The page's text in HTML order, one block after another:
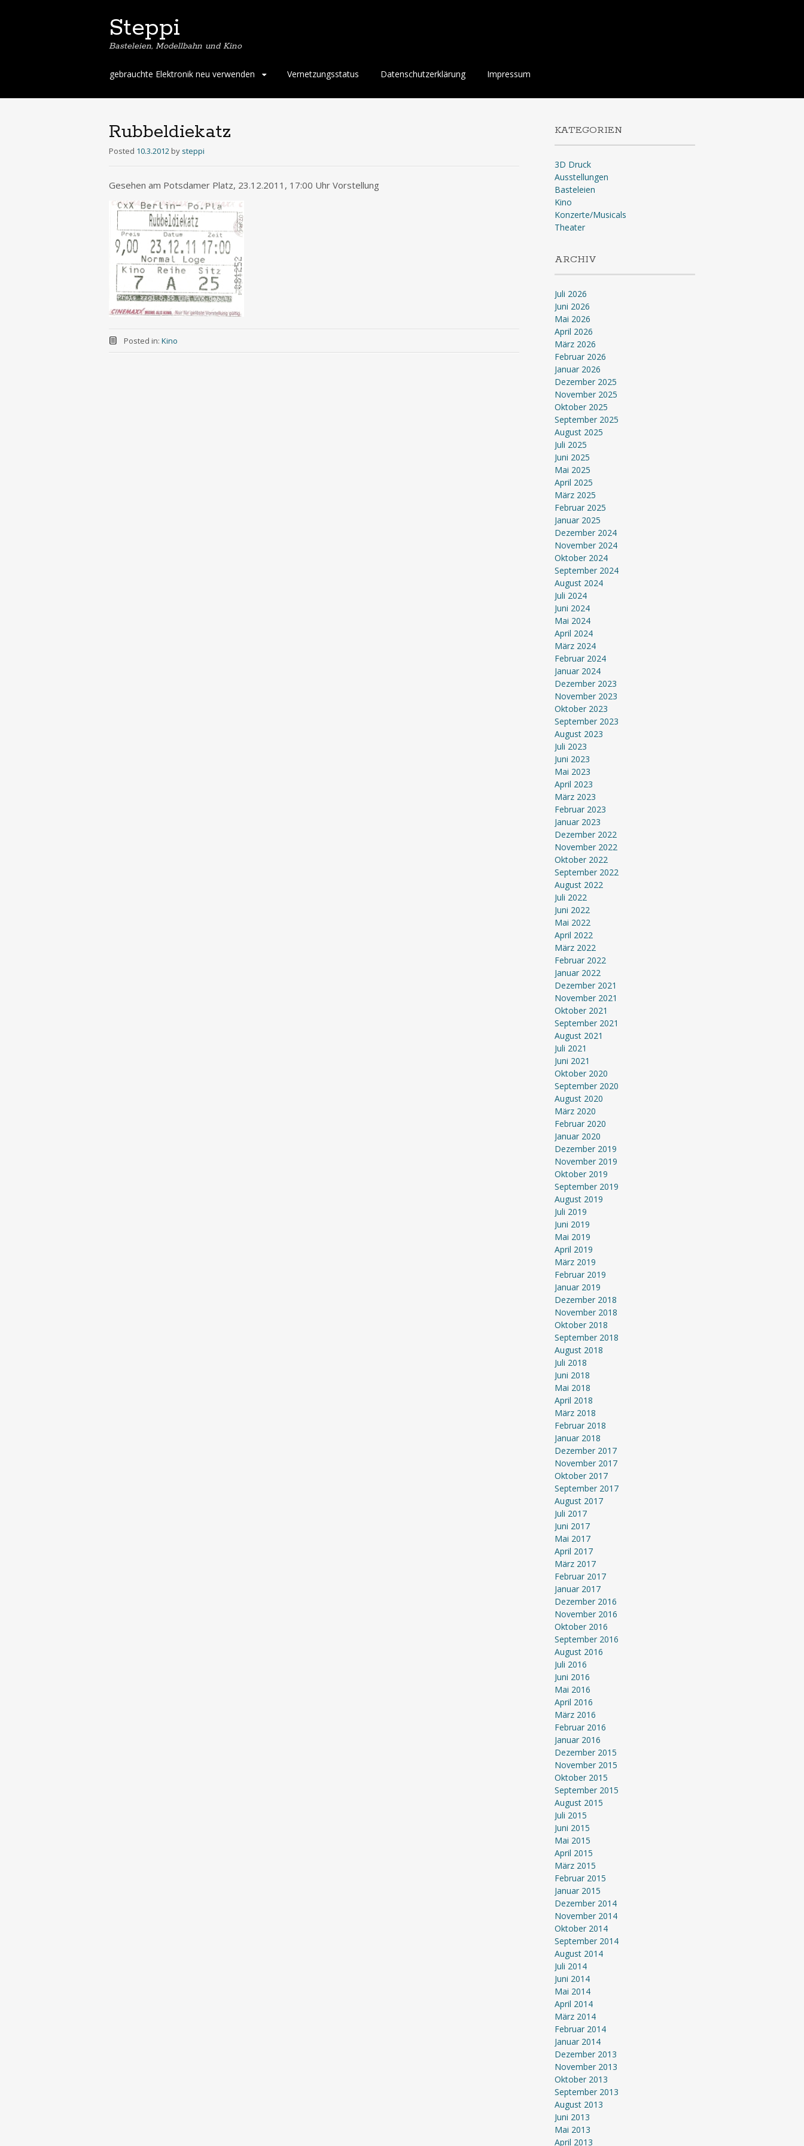
Steppi
Basteleien, Modellbahn und Kino
Skip
content
gebrauchte Elektronik neu verwenden Vernetzungsstatus Datenschutzerklärung Impressum
Rubbeldiekatz
Posted 10.3.2012 by steppi
Gesehen am Potsdamer Platz, 23.12.2011, 17:00 Uhr Vorstellung
Posted in: Kino
KATEGORIEN
3D Druck
Ausstellungen
Basteleien
Kino
Konzerte/Musicals
Theater
ARCHIV
Juli 2026
Juni 2026
Mai 2026
April 2026
März 2026
Februar 2026
Januar 2026
Dezember 2025
November 2025
Oktober 2025
September 2025
August 2025
Juli 2025
Juni 2025
Mai 2025
April 2025
März 2025
Februar 2025
Januar 2025
Dezember 2024
November 2024
Oktober 2024
September 2024
August 2024
Juli 2024
Juni 2024
Mai 2024
April 2024
März 2024
Februar 2024
Januar 2024
Dezember 2023
November 2023
Oktober 2023
September 2023
August 2023
Juli 2023
Juni 2023
Mai 2023
April 2023
März 2023
Februar 2023
Januar 2023
Dezember 2022
November 2022
Oktober 2022
September 2022
August 2022
Juli 2022
Juni 2022
Mai 2022
April 2022
März 2022
Februar 2022
Januar 2022
Dezember 2021
November 2021
Oktober 2021
September 2021
August 2021
Juli 2021
Juni 2021
Oktober 2020
September 2020
August 2020
März 2020
Februar 2020
Januar 2020
Dezember 2019
November 2019
Oktober 2019
September 2019
August 2019
Juli 2019
Juni 2019
Mai 2019
April 2019
März 2019
Februar 2019
Januar 2019
Dezember 2018
November 2018
Oktober 2018
September 2018
August 2018
Juli 2018
Juni 2018
Mai 2018
April 2018
März 2018
Februar 2018
Januar 2018
Dezember 2017
November 2017
Oktober 2017
September 2017
August 2017
Juli 2017
Juni 2017
Mai 2017
April 2017
März 2017
Februar 2017
Januar 2017
Dezember 2016
November 2016
Oktober 2016
September 2016
August 2016
Juli 2016
Juni 2016
Mai 2016
April 2016
März 2016
Februar 2016
Januar 2016
Dezember 2015
November 2015
Oktober 2015
September 2015
August 2015
Juli 2015
Juni 2015
Mai 2015
April 2015
März 2015
Februar 2015
Januar 2015
Dezember 2014
November 2014
Oktober 2014
September 2014
August 2014
Juli 2014
Juni 2014
Mai 2014
April 2014
März 2014
Februar 2014
Januar 2014
Dezember 2013
November 2013
Oktober 2013
September 2013
August 2013
Juni 2013
Mai 2013
April 2013